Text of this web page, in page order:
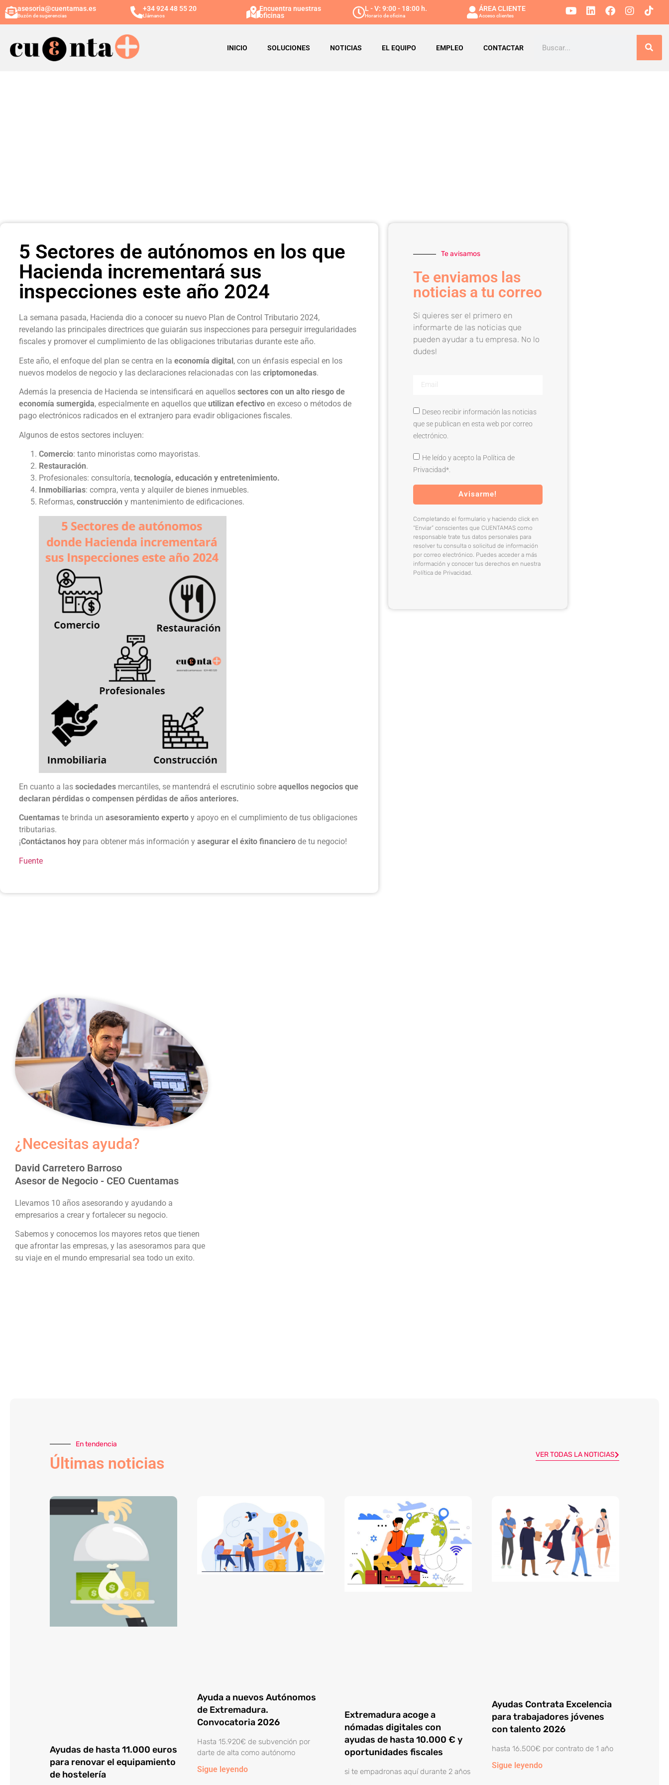
asesoria@cuentamas.es
Buzón de sugerencias
+34 924 48 55 20
Llámanos
Encuentra nuestras
oficinas
L - V: 9:00 - 18:00 h.
Horario de oficina
ÁREA CLIENTE
Acceso clientes
INICIO SOLUCIONES NOTICIAS EL EQUIPO EMPLEO CONTACTAR
5 Sectores de autónomos en los que
Hacienda incrementará sus
inspecciones este año 2024
La semana pasada, Hacienda dio a conocer su nuevo Plan de Control Tributario 2024,
revelando las principales directrices que guiarán sus inspecciones para perseguir irregularidades
fiscales y promover el cumplimiento de las obligaciones tributarias durante este año.
Este año, el enfoque del plan se centra en la economía digital, con un énfasis especial en los
nuevos modelos de negocio y las declaraciones relacionadas con las criptomonedas.
Además la presencia de Hacienda se intensificará en aquellos sectores con un alto riesgo de
economía sumergida, especialmente en aquellos que utilizan efectivoen exceso o métodos de
pago electrónicos radicados en el extranjero para evadir obligaciones fiscales.
Algunos de estos sectores incluyen:
Comercio: tanto minoristas como mayoristas.
Restauración.
Profesionales: consultoría, tecnología, educación y entretenimiento.
Inmobiliarias: compra, venta y alquiler de bienes inmuebles.
Reformas, construcción y mantenimiento de edificaciones.
En cuanto a las sociedades mercantiles, se mantendrá el escrutinio sobre aquellos negocios que
declaran pérdidas o compensen pérdidas de años anteriores.
Cuentamaste brinda un asesoramiento expertoy apoyo en el cumplimiento de tus obligaciones
tributarias.
¡Contáctanos hoy para obtener más información y asegurar el éxito financierode tu negocio!
Fuente
Te avisamos
Te enviamos las
noticias a tu correo
Si quieres ser el primero en
informarte de las noticias que
pueden ayudar a tu empresa. No lo
dudes!
Deseo recibir información las noticias
que se publican en esta web por correo
electrónico.
He leído y acepto la Política de
Privacidad*.
Avisarme!
Completando el formulario y haciendo click en
“Enviar” conscientes que CUENTAMAS como
responsable trate tus datos personales para
resolver tu consulta o solicitud de información
por correo electrónico. Puedes acceder a más
información y conocer tus derechos en nuestra
Política de Privacidad.
¿Necesitas ayuda?
David Carretero Barroso
Asesor de Negocio - CEO Cuentamas
Llevamos 10 años asesorando y ayudando a
empresarios a crear y fortalecer su negocio.
Sabemos y conocemos los mayores retos que tienen
que afrontar las empresas, y las asesoramos para que
su viaje en el mundo empresarial sea todo un exito.
En tendencia
Últimas noticias VER TODAS LA NOTICIAS
Ayudas de hasta 11.000 euros
para renovar el equipamiento
de hostelería
Ayuda a nuevos Autónomos
de Extremadura.
Convocatoria 2026
Hasta 15.920€ de subvención por
darte de alta como autónomo
Sigue leyendo
Extremadura acoge a
nómadas digitales con
ayudas de hasta 10.000 € y
oportunidades fiscales
si te empadronas aquí durante 2 años
Ayudas Contrata Excelencia
para trabajadores jóvenes
con talento 2026
hasta 16.500€ por contrato de 1 año
Sigue leyendo